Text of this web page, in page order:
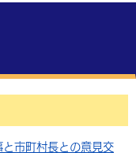
中国語（簡体字）
防
用
と市町村長との意見交